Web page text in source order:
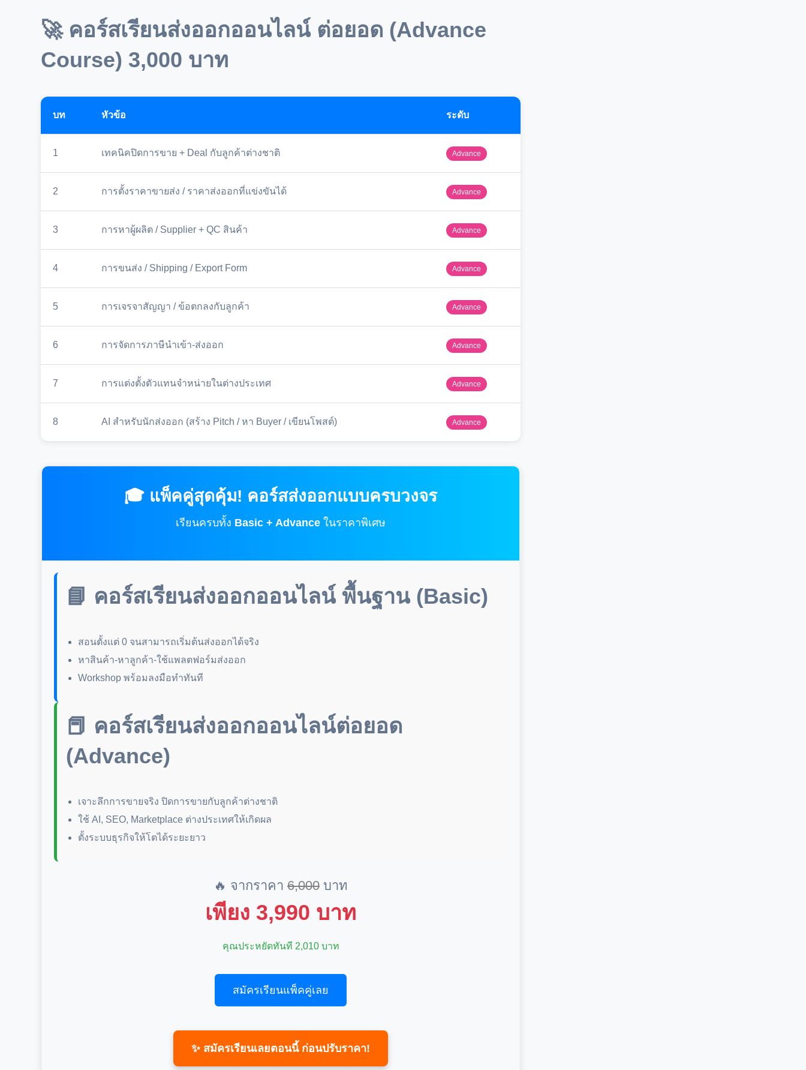
🚀 คอร์สเรียนส่งออกออนไลน์ ต่อยอด (Advance
Course) 3,000 บาท
บท หัวข้อ ระดับ
1 เทคนิคปิดการขาย + Deal กับลูกค้าต่างชาติ Advance
2 การตั้งราคาขายส่ง / ราคาส่งออกที่แข่งขันได้ Advance
3 การหาผู้ผลิต / Supplier + QC สินค้า Advance
4 การขนส่ง / Shipping / Export Form Advance
5 การเจรจาสัญญา / ข้อตกลงกับลูกค้า Advance
6 การจัดการภาษีนำเข้า-ส่งออก Advance
7 การแต่งตั้งตัวแทนจำหน่ายในต่างประเทศ Advance
8 AI สำหรับนักส่งออก (สร้าง Pitch / หา Buyer / เขียนโพสต์) Advance
🎓 แพ็คคู่สุดคุ้ม! คอร์สส่งออกแบบครบวงจร
เรียนครบทั้ง Basic + Advance ในราคาพิเศษ
📘 คอร์สเรียนส่งออกออนไลน์ พื้นฐาน (Basic)
สอนตั้งแต่ 0 จนสามารถเริ่มต้นส่งออกได้จริง
หาสินค้า-หาลูกค้า-ใช้แพลตฟอร์มส่งออก
Workshop พร้อมลงมือทำทันที
📕 คอร์สเรียนส่งออกออนไลน์ต่อยอด
(Advance)
เจาะลึกการขายจริง ปิดการขายกับลูกค้าต่างชาติ
ใช้ AI, SEO, Marketplace ต่างประเทศให้เกิดผล
ตั้งระบบธุรกิจให้โตได้ระยะยาว
🔥 จากราคา 6,000 บาท
เพียง 3,990 บาท
คุณประหยัดทันที 2,010 บาท
สมัครเรียนแพ็คคู่เลย
✨ สมัครเรียนเลยตอนนี้ ก่อนปรับราคา!